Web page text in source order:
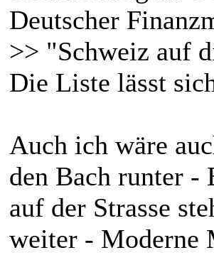
Deutscher
>> "Schweiz auf
Die Liste lässt
Auch ich wäre
den Bach runter -
auf der Strasse
weiter - Moderne